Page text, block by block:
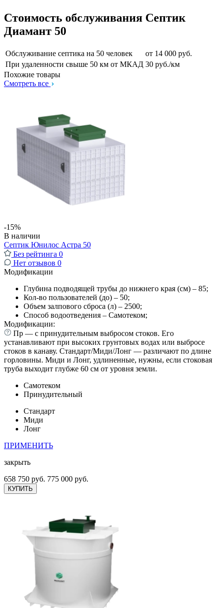
Стоимость обслуживания Септик
Диамант 50
Обслуживание септика на 50 человек
от 14 000 руб.
При удаленности свыше 50 км от МКАД 30 руб./км
Похожие товары
Смотреть все
-15%
В наличии
Септик Юнилос Астра 50
Без рейтинга 0
Нет отзывов 0
Модификации
Глубина подводящей трубы до нижнего края (см) – 85;
Кол-во пользователей (до) – 50;
Объем залпового сброса (л) – 2500;
Способ водоотведения – Самотеком;
Модификации:
Пр — с принудительным выбросом стоков. Его
устанавливают при высоких грунтовых водах или выбросе
стоков в канаву. Стандарт/Миди/Лонг — различают по длине
горловины. Миди и Лонг, удлиненные, нужны, если стоковая
труба выходит глубже 60 см от уровня земли.
Самотеком
Принудительный
Стандарт
Миди
Лонг
ПРИМЕНИТЬ
закрыть
658 750 руб. 775 000 руб.
КУПИТЬ